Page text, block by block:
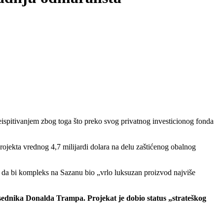
zbog toga što preko svog privatnog investicionog fonda
vrednog 4,7 milijardi dolara na delu zaštićenog obalnog
bi kompleks na Sazanu bio „vrlo luksuzan proizvod najviše
Donalda Trampa. Projekat je dobio status „strateškog